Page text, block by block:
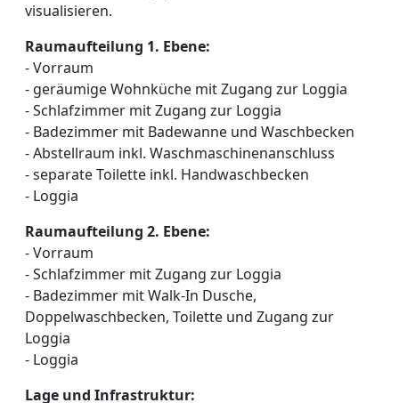
visualisieren.
Raumaufteilung 1. Ebene:
- Vorraum
- geräumige Wohnküche mit Zugang zur Loggia
- Schlafzimmer mit Zugang zur Loggia
- Badezimmer mit Badewanne und Waschbecken
- Abstellraum inkl. Waschmaschinenanschluss
- separate Toilette inkl. Handwaschbecken
- Loggia
Raumaufteilung 2. Ebene:
- Vorraum
- Schlafzimmer mit Zugang zur Loggia
- Badezimmer mit Walk-In Dusche,
Doppelwaschbecken, Toilette und Zugang zur
Loggia
- Loggia
Lage und Infrastruktur: